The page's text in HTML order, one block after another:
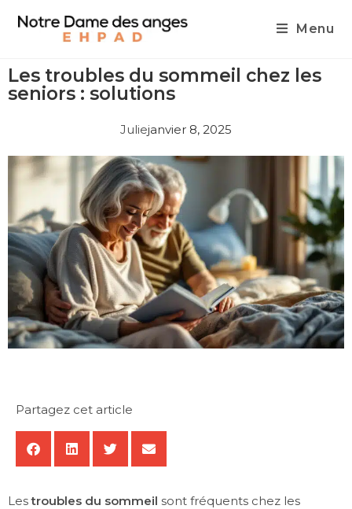
Menu
Les troubles du sommeil chez les
seniors : solutions
Juliejanvier 8, 2025
Partagez cet article
Lestroubles du sommeil sont fréquents chez les